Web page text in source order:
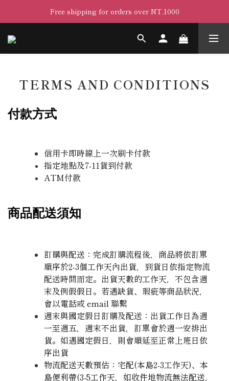
Free shipping for orders over NT.1000
TERMS AND CONDITIONS
付款方式
信用卡即時線上一次刷卡付款
指定地點及7-11貨到付款
ATM付款
商品配送須知
訂購與配送：完成訂購流程後，商品將依訂單
順序於2-3個工作天內出貨，到貨日依指定物流
配送時間而定。出貨天數的工作天，不包含週
末及例假假日。若遇缺貨、瑕疵等商品狀況，
會以電話或 email 聯繫
週末與國定假日訂購及配送：出貨工作日為週
一至週五，週末不出貨，訂單會於週一安排出
貨。如遇國定假日，則會順延至正常上班日依
序出貨
物流配送天數預估：宅配(本島2-3工作天)、本
島便利帶(3-5工作天，如收件地物流無法配送，